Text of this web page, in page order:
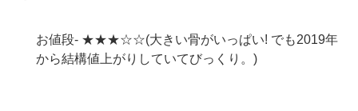
お値段- ★★★☆☆(大きい骨がいっぱい! でも2019年
から結構値上がりしていてびっくり。)